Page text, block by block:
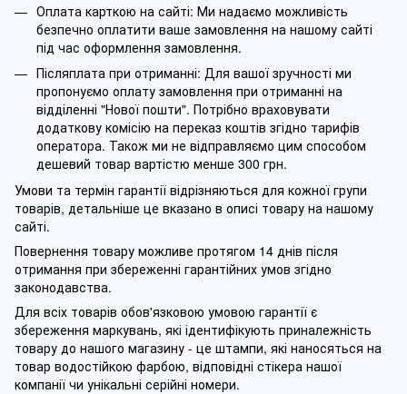
Оплата карткою на сайті: Ми надаємо можливість
безпечно оплатити ваше замовлення на нашому сайті
під час оформлення замовлення.
Післяплата при отриманні: Для вашої зручності ми
пропонуємо оплату замовлення при отриманні на
відділенні "Нової пошти". Потрібно враховувати
додаткову комісію на переказ коштів згідно тарифів
оператора. Також ми не відправляємо цим способом
дешевий товар вартістю менше 300 грн.
Умови та термін гарантії відрізняються для кожної групи
товарів, детальніше це вказано в описі товару на нашому
сайті.
Повернення товару можливе протягом 14 днів після
отримання при збереженні гарантійних умов згідно
законодавства.
Для всіх товарів обов'язковою умовою гарантії є
збереження маркувань, які ідентифікують приналежність
товару до нашого магазину - це штампи, які наносяться на
товар водостійкою фарбою, відповідні стікера нашої
компанії чи унікальні серійні номери.